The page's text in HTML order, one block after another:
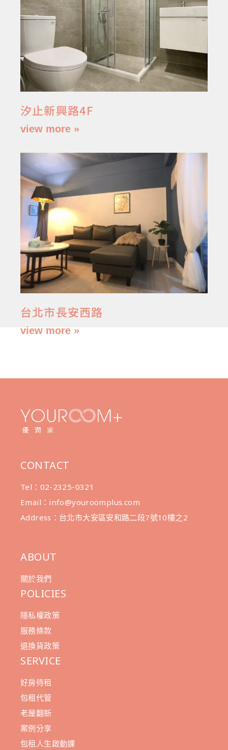
汐止新興路4F
view more »
台北市長安西路
view more »
CONTACT
Tel：02-2325-0321
Email：info@youroomplus.com
Address：台北市大安區安和路二段7號10樓之2
ABOUT
關於我們
POLICIES
隱私權政策
服務條款
退換貨政策
SERVICE
好房待租
包租代管
老屋翻新
案例分享
包租人生啟動課